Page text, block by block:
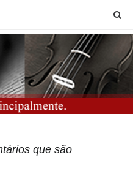
que são